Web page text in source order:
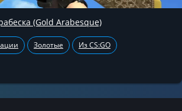
(Gold Arabesque)
Золотые Из CS:GO